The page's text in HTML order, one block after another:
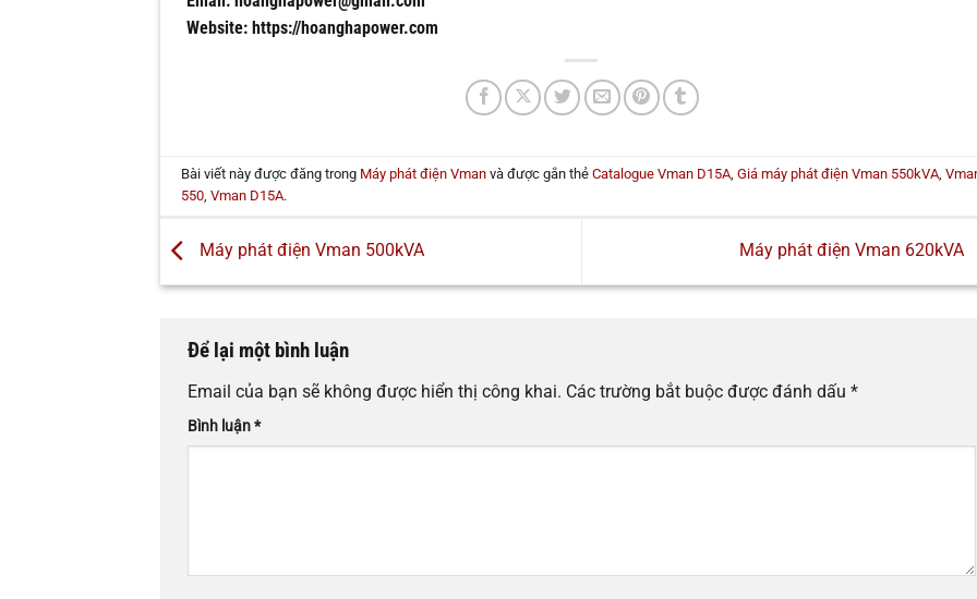
Website: https://hoanghapower.com
Bài viết này được đăng trong Máy phát điện Vman và được gắn thẻCatalogue Vman D15A,Giá máy phát điện Vman 550kVA,
550,Vman D15A.
Máy phát điện Vman 500kVA Máy phát điện Vman 620kVA
Để lại một bình luận
Email của bạn sẽ không được hiển thị công khai. Các trường bắt buộc được đánh dấu *
Bình luận*